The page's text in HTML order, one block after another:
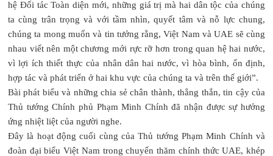
hệ Đối tác Toàn diện mới, những giá trị mà hai dân tộc của chúng
ta cùng trân trọng và với tầm nhìn, quyết tâm và nỗ lực chung,
chúng ta mong muốn và tin tưởng rằng, Việt Nam và UAE sẽ cùng
nhau viết nên một chương mới rực rỡ hơn trong quan hệ hai nước,
vì lợi ích thiết thực của nhân dân hai nước, vì hòa bình, ổn định,
hợp tác và phát triển ở hai khu vực của chúng ta và trên thế giới”.
Bài phát biểu và những chia sẻ chân thành, thẳng thắn, tin cậy của
Thủ tướng Chính phủ Phạm Minh Chính đã nhận được sự hưởng
ứng nhiệt liệt của người nghe.
Đây là hoạt động cuối cùng của Thủ tướng Phạm Minh Chính và
đoàn đại biểu Việt Nam trong chuyến thăm chính thức UAE, khép